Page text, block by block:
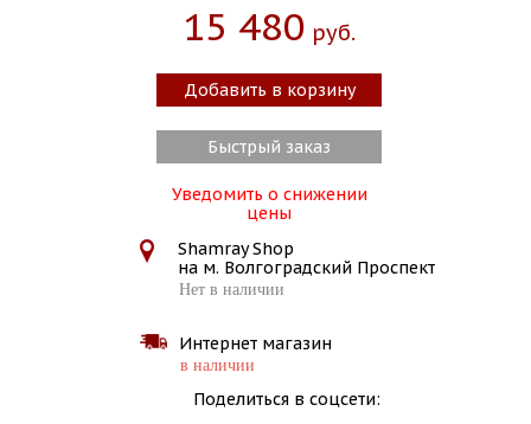
15 480 Руб.
Добавить в корзину
Быстрый заказ
Уведомить о снижении
цены
Shamray Shop
на м. Волгоградский Проспект
Нет в наличии
Интернет магазин
в наличии
Поделиться в соцсети: